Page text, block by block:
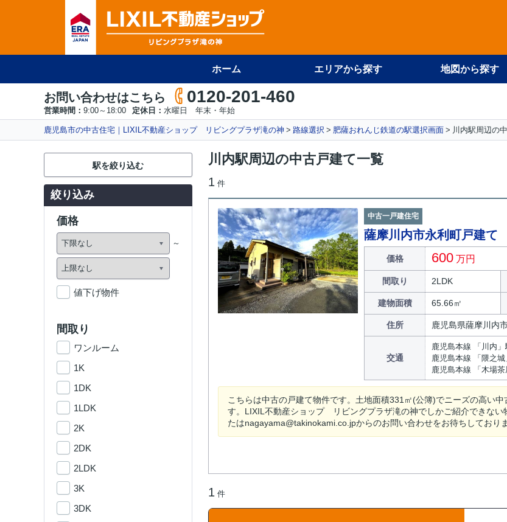
ホーム エリアから探す 地図から探す
お問い合わせはこちら 0120-201-460
営業時間： 9:00～18:00 定休日： 水曜日 年末・年始
鹿児島市の中古住宅｜LIXIL不動産ショップ リビングプラザ滝の神 路線選択 肥薩おれんじ鉄道の駅選択画面 川内駅周辺の
川内駅周辺の中古戸建て一覧
1 件
中古一戸建住宅
薩摩川内市永利町戸建て
価格 600 万円
間取り 2LDK
建物面積 65.66㎡
住所 鹿児島県薩摩川内
交通
鹿児島本線 「川内
鹿児島本線 「隈之
鹿児島本線 「木場
こちらは中古の戸建て物件です。土地面積331㎡(公簿)でニーズの高い
す。LIXIL不動産ショップ リビングプラザ滝の神でしかご紹介できな
たはnagayama@takinokami.co.jpからのお問い合わせをお待ちしておりま
1 件
駅を絞り込む
絞り込み
価格
値下げ物件
間取り
ワンルーム
1K
1DK
1LDK
2K
2DK
2LDK
3K
3DK